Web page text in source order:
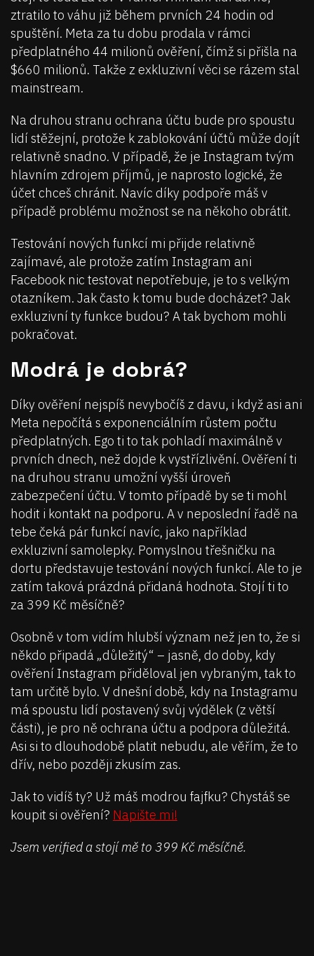
ztratilo to váhu již během prvních 24 hodin od
spuštění. Meta za tu dobu prodala v rámci
předplatného 44 milionů ověření, čímž si přišla na
$660 milionů. Takže z exkluzivní věci se rázem stal
mainstream.
Na druhou stranu ochrana účtu bude pro spoustu
lidí stěžejní, protože k zablokování účtů může dojít
relativně snadno. V případě, že je Instagram tvým
hlavním zdrojem příjmů, je naprosto logické, že
účet chceš chránit. Navíc díky podpoře máš v
případě problému možnost se na někoho obrátit.
Testování nových funkcí mi přijde relativně
zajímavé, ale protože zatím Instagram ani
Facebook nic testovat nepotřebuje, je to s velkým
otazníkem. Jak často k tomu bude docházet? Jak
exkluzivní ty funkce budou? A tak bychom mohli
pokračovat.
Modrá je dobrá?
Díky ověření nejspíš nevybočíš z davu, i když asi ani
Meta nepočítá s exponenciálním růstem počtu
předplatných. Ego ti to tak pohladí maximálně v
prvních dnech, než dojde k vystřízlivění. Ověření ti
na druhou stranu umožní vyšší úroveň
zabezpečení účtu. V tomto případě by se ti mohl
hodit i kontakt na podporu. A v neposlední řadě na
tebe čeká pár funkcí navíc, jako například
exkluzivní samolepky. Pomyslnou třešničku na
dortu představuje testování nových funkcí. Ale to je
zatím taková prázdná přidaná hodnota. Stojí ti to
za 399 Kč měsíčně?
Osobně v tom vidím hlubší význam než jen to, že si
někdo připadá „důležitý“ – jasně, do doby, kdy
ověření Instagram přiděloval jen vybraným, tak to
tam určitě bylo. V dnešní době, kdy na Instagramu
má spoustu lidí postavený svůj výdělek (z větší
části), je pro ně ochrana účtu a podpora důležitá.
Asi si to dlouhodobě platit nebudu, ale věřím, že to
dřív, nebo později zkusím zas.
Jak to vidíš ty? Už máš modrou fajfku? Chystáš se
koupit si ověření? Napište mi!
Jsem verified a stojí mě to 399 Kč měsíčně.